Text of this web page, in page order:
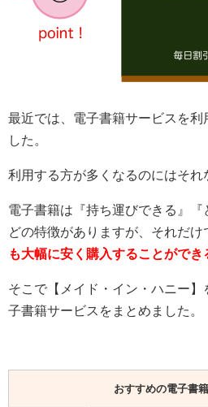
最近では、電子書籍サービスを利
した。
利用する方が多くなるのにはそれ
電子書籍は『持ち運びできる』
どの特徴がありますが、それだけ
も大幅に安く購入することができ
そこで【 メイド・イン・ハニー】
子書籍サービスをまとめました。
おすすめの電子書